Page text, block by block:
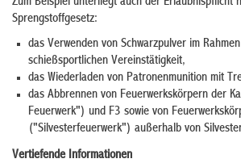
Sprengstoffgesetz:
das Verwenden von Schwarzpulver im
schießsportlichen Vereinstätigkeit,
das Wiederladen von Patronenmunition mit
das Abbrennen von Feuerwerkskörpern der
Feuerwerk") und F3 sowie von
("Silvesterfeuerwerk") außerhalb von
Vertiefende Informationen